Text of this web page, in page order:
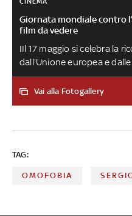
Giornata mondiale contro
film da vedere
IIl 17 maggio si celebra la
dall'Unione europea e
le pellicole che hanno
pongono l’attenzione sulle
Vai alla Fotogallery
TAG:
OMOFOBIA